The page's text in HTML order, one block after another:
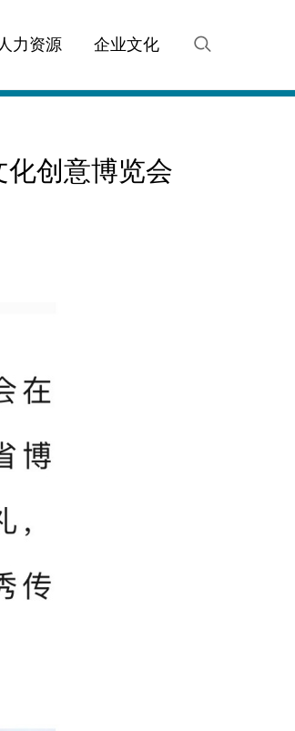
人力资源 企业文化
化创意博览会